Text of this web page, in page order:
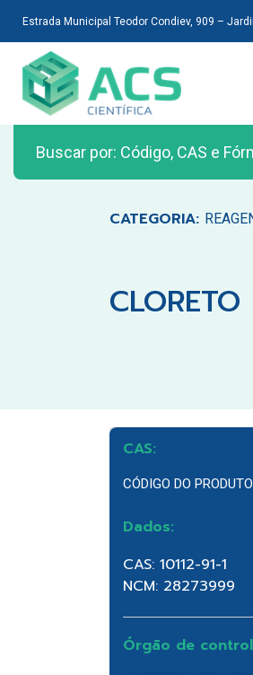
Estrada Municipal Teodor Condiev, 909 –
CATEGORIA:
CAS:
CÓDIGO DO
Dados:
CAS: 10112-91-1
NCM: 28273999
Órgão de